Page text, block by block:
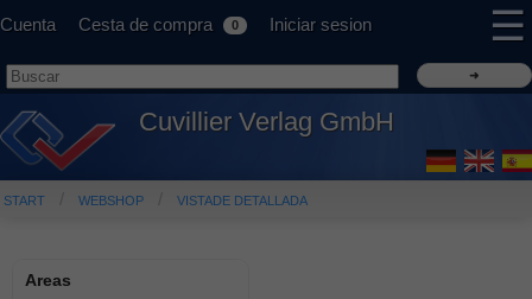
Cuenta Cesta de compra 0 Iniciar sesion ☰
Cuvillier Verlag GmbH
START WEBSHOP VISTADE DETALLADA
Areas